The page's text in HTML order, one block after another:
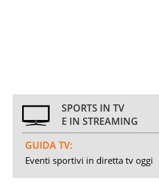
SPORTS IN TV
E IN STREAMING
GUIDA TV:
Eventi sportivi in diretta tv oggi